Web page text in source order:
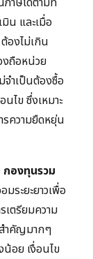
น และเมื่อ
องไม่เกิน
งถือหน่วย
จำเป็นต้องซื้อ
ไข ซึ่งเหมาะ
ความยืดหยุ่น
องทุนรวม
ระยะยาวเพื่อ
เตรียมความ
ำคัญมากๆ
อย เงื่อนไข